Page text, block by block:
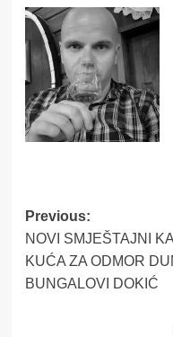
Post
navigation
Previous:
NOVI SMJEŠTAJNI
KUĆA ZA ODMOR
BUNGALOVI DOKIĆ